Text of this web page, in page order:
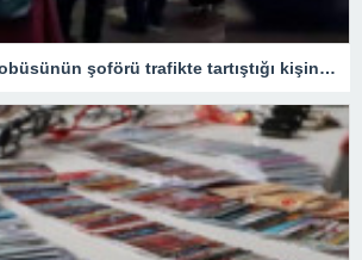
Ankara’da EGO otobüsünün şoförü trafikte tartıştığı kişinin aracını metrelerce sürükledi